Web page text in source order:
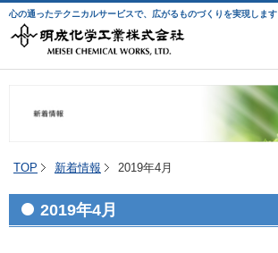
心の通ったテクニカルサービスで、広がるものづくりを実現します
TOP 新着情報 2019年4月
2019年4月